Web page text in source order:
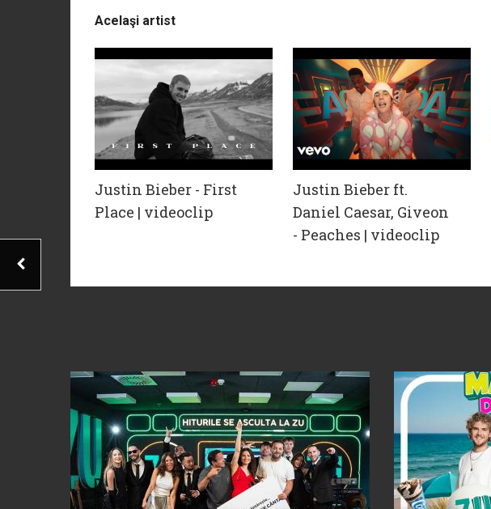
Acelaşi artist
Justin Bieber - First
Place | videoclip
Justin Bieber ft.
Daniel Caesar, Giveon
- Peaches | videoclip